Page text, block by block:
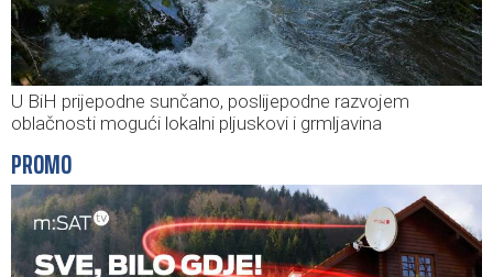
U BiH prijepodne sunčano, poslijepodne razvojem
oblačnosti mogući lokalni pljuskovi i grmljavina
PROMO